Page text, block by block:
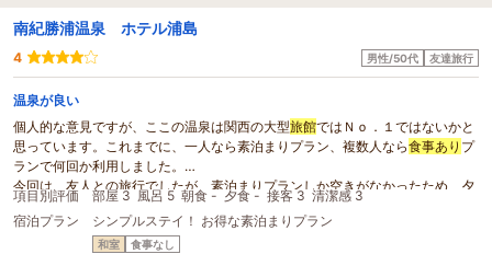
南紀勝浦温泉 ホテル浦島
4 男性/50代 友達旅行
温泉が良い
個人的な意見ですが、ここの温泉は関西の大型旅館ではＮｏ．１ではないかと
思っています。これまでに、一人なら素泊まりプラン、複数人なら食事あり プ
ランで何回か利用しました。
今回は、友人との旅行でしたが、素泊まりプランしか空きがなかったため、夕
食は館内の食事処「美成」さんを利用しました。十分美味しかったですし、良
心的な価格だったので満足です。
難点は、本館のフロント部分が工事中とのことで、また、ほぼ満室ということ
項目別評価 部屋 3 風呂 5 朝食 - 夕食 - 接客 3 清潔感 3
宿泊プラン
シンプルステイ！ お得な素泊まりプラン
和室 食事なし